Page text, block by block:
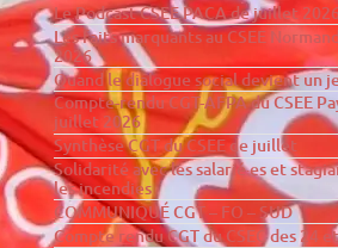
Le Podcast CSEE PACA de juillet
Les faits marquants au CSEE
2026
Quand le dialogue social devient un
Compte-rendu CGT-AFPA du CSEE
juillet 2026
Synthèse CGT du CSEE de juillet
Solidarité avec les salarié·es et
les incendies
COMMUNIQUÉ CGT – FO – SUD
Compte rendu CGT du CSEC des 24